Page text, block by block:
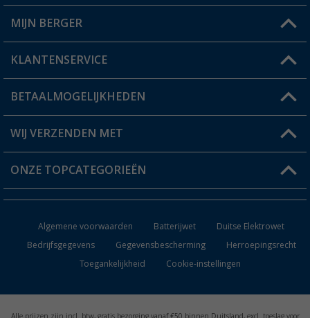
Winkel vinden
MIJN BERGER
Mijn account
Status bestelling
Verlanglijstje
KLANTENSERVICE
FAQ & Contact
Verzendinformatie
Catalogus
BETAALMOGELIJKHEDEN
WIJ VERZENDEN MET
ONZE TOPCATEGORIEËN
Keukenaccessoires
Campingmeubilair
Campingtoiletten
Algemene voorwaarden Batterijwet
Duitse Elektrowet
Bedrijfsgegevens
Gegevensbescherming
Herroepingsrecht
Toegankelijkheid
Cookie-instellingen